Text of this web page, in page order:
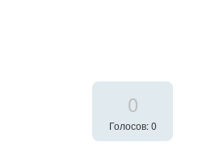
0
Голосов: 0